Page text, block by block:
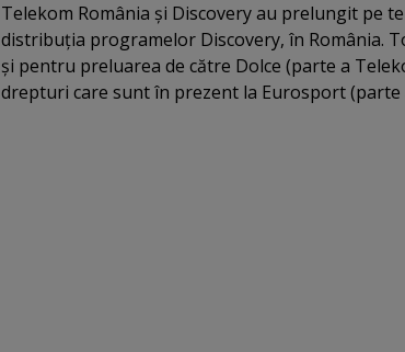
Telekom România şi Discovery au prelungit pe
distribuţia programelor Discovery, în România.
şi pentru preluarea de către Dolce (parte a
drepturi care sunt în prezent la Eurosport (parte